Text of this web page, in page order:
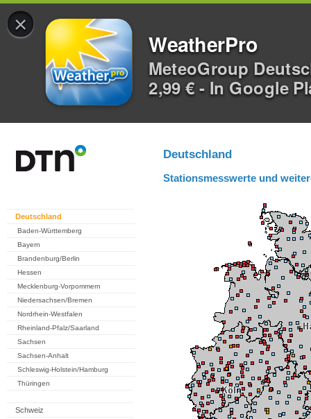
×
WeatherPro
MeteoGroup
2,99 € - In Google
Deutschland
Baden-Württemberg
Bayern
Brandenburg/Berlin
Hessen
Mecklenburg-Vorpommern
Niedersachsen/Bremen
Nordrhein-Westfalen
Rheinland-Pfalz/Saarland
Sachsen
Sachsen-Anhalt
Schleswig-Holstein/Hamburg
Thüringen
Schweiz
Deutschland
Stationsmesswerte und